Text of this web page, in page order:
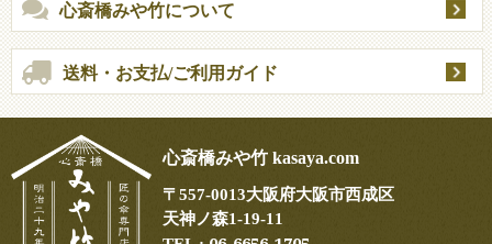
心斎橋みや竹について
送料・お支払/ご利用ガイド
心斎橋みや竹 kasaya.com
〒557-0013大阪府大阪市西成区
天神ノ森1-19-11